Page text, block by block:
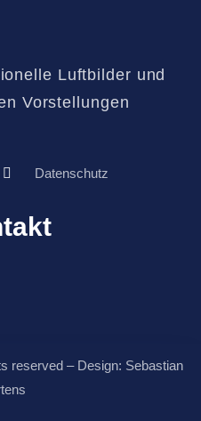
Luftbilder und
Vorstellungen
Datenschutz
reserved – Design: Sebastian